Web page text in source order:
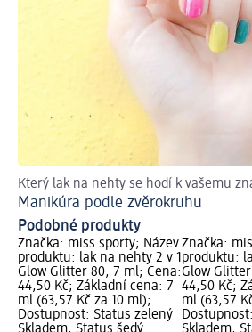
Který lak na nehty se hodí k vašemu
Manikúra podle zvěrokruhu
Podobné produkty
Značka: miss sporty; Název
produktu: lak na nehty 2 v 1
Glow Glitter 80, 7 ml; Cena:
44,50 Kč; Základní cena: 7
ml (63,57 Kč za 10 ml);
Dostupnost: Status zelený
Značka:
produktu:
Glow
44,50 Kč;
ml (63,57